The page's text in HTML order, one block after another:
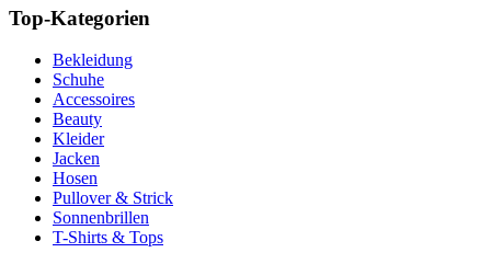
Top-Kategorien
Bekleidung
Schuhe
Accessoires
Beauty
Kleider
Jacken
Hosen
Pullover & Strick
Sonnenbrillen
T-Shirts & Tops